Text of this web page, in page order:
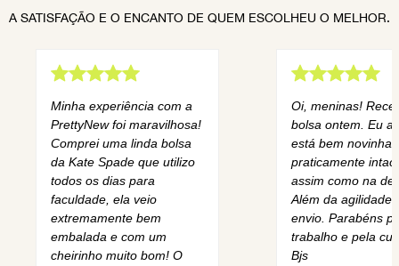
A SATISFAÇÃO E O ENCANTO DE QUEM ESCOLHEU O MELHOR.
Minha experiência com a
PrettyNew foi maravilhosa!
Comprei uma linda bolsa
da Kate Spade que utilizo
todos os dias para
faculdade, ela veio
extremamente bem
embalada e com um
cheirinho muito bom! O
Oi, meninas!
bolsa ontem. Eu
está bem novinha,
praticamente
assim como na
Além da agilidade
envio. Parabéns
trabalho e pela
Bjs